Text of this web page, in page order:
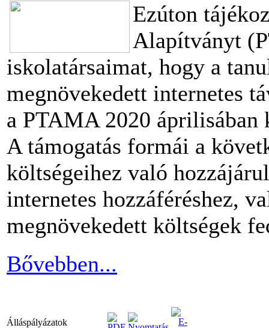
Ezúton
Alapítványt
iskolatársaimat, hogy a
megnövekedett internetes
a PTAMA 2020
A támogatás formái a
költségeihez való
internetes hozzáféréshez,
megnövekedett költségek
Bővebben...
Álláspályázatok